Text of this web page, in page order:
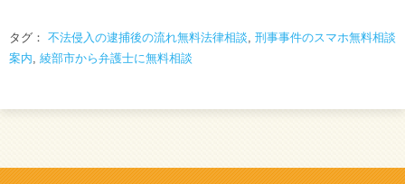
タグ： 不法侵入の逮捕後の流れ無料法律相談, 刑事事件のスマホ無料相談
案内, 綾部市から弁護士に無料相談